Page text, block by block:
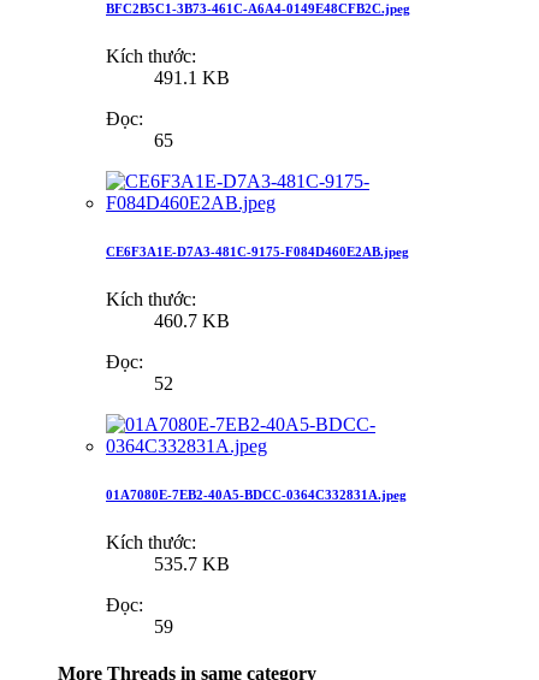
BFC2B5C1-3B73-461C-A6A4-0149E48CFB2C.jpeg
Kích thước:
491.1 KB
Đọc:
65
CE6F3A1E-D7A3-481C-9175-F084D460E2AB.jpeg
Kích thước:
460.7 KB
Đọc:
52
01A7080E-7EB2-40A5-BDCC-0364C332831A.jpeg
Kích thước:
535.7 KB
Đọc:
59
More Threads in same category